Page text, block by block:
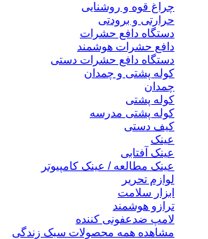
چراغ قوه و روشنایی
حرارتی و برودتی
دستگاه دافع حشرات
دافع حشرات هوشمند
دستگاه دافع حشرات دستی
کوله پشتی و چمدان
چمدان
کوله پشتی
کوله پشتی مدرسه
کیف دستی
عینک
عینک آفتابی
عینک مطالعه / عینک کامپیوتر
لوازم تحریر
ابزار سلامت
ترازو هوشمند
لامپ ضدعفونی کننده
مشاهده همه محصولات سبک زندگی